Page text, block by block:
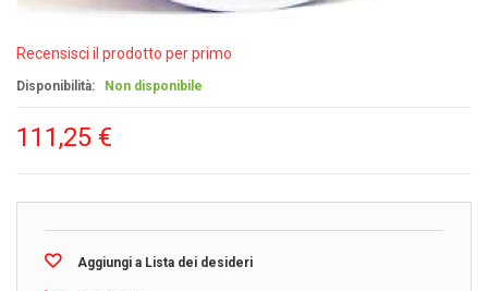
Recensisci il prodotto per primo
Disponibilità: Non disponibile
111,25 €
Aggiungi a Lista dei desideri